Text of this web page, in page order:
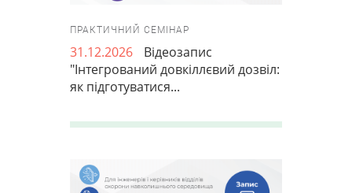
ПРАКТИЧНИЙ СЕМІНАР
31.12.2026
Відеозапис
"Інтегрований довкіллєвий дозвіл:
як підготуватися...